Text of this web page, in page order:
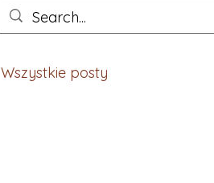
Wszystkie posty